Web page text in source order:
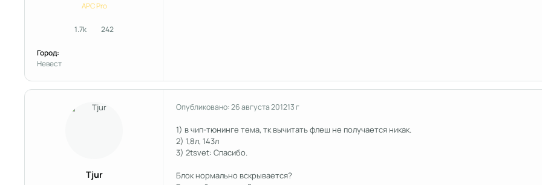
APC Pro
1.7kсообщения
242Репутация
Город:
Невест
Tjur
Опубликовано:26 августа 201213 г
1) в чип-тюнинге тема, тк вычитать флеш не получается никак.
2) 1,8л, 143л
3) 2tsvet: Спасибо.
Блок нормально вскрывается?